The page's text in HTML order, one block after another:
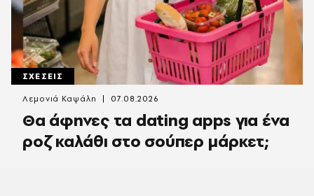
ΣΧΕΣΕΙΣ
Θα άφηνες τα dating apps για ένα
ροζ καλάθι στο σούπερ μάρκετ;
Λεμονιά Καψάλη 07.08.2026